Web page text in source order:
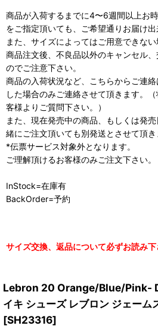
商品が入荷するまでに4〜6週間以上お
をご指定頂いても、ご希望通りお届け出
また、サイズによってはご用意できない
商品注文後、不良品以外のキャンセル
のでご注意下さい。
商品の入荷状況など、こちらからご連
した場合のみご連絡させて頂きます。
客様よりご質問下さい。）
また、現在発売中の商品、もしくは発
緒にご注文頂いても別発送とさせて頂き
*伝票サービス対象外となります。
ご理解頂けるお客様のみご注文下さい。
InStock=在庫有
BackOrder=予約
サイズ交換、返品について必ずお読み下
Lebron 20 Orange/Blue/Pink-
イキ シューズ レブロン ジェーム
[SH23316]